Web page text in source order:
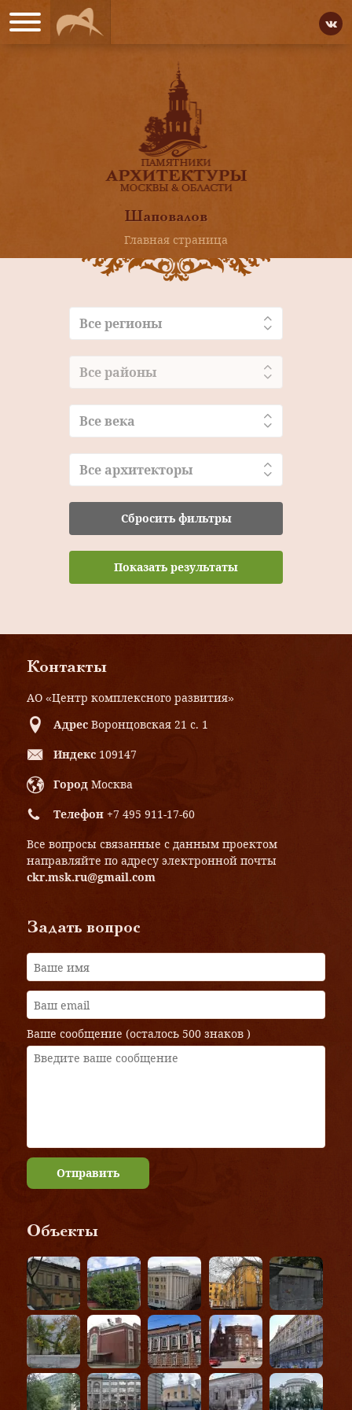
Шаповалов
Главная страница
Все регионы
Все районы
Все века
Все архитекторы
Сбросить фильтры
Показать результаты
Контакты
АО «Центр комплексного развития»
Адрес Воронцовская 21 с. 1
Индекс 109147
Город Москва
Телефон +7 495 911-17-60
Все вопросы связанные с данным проектом
направляйте по адресу электронной почты
ckr.msk.ru@gmail.com
Задать вопрос
Ваше сообщение (осталось 500 знаков )
Отправить
Объекты